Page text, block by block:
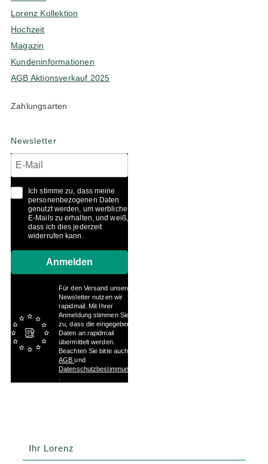
Lorenz Kollektion
Hochzeit
Magazin
Kundeninformationen
AGB Aktionsverkauf 2025
Zahlungsarten
Newsletter
Ich stimme zu, dass meine
personenbezogenen Daten
genutzt werden, um werbliche
E-Mails zu erhalten, und weiß,
dass ich dies jederzeit
widerrufen kann.
Anmelden
Für den Versand unserer
Newsletter nutzen wir
rapidmail. Mit Ihrer
Anmeldung stimmen Sie
zu, dass die eingegebenen
Daten an rapidmail
übermittelt werden.
Beachten Sie bitte auch die
AGBund
Datenschutzbestimmungen
Ihr Lorenz